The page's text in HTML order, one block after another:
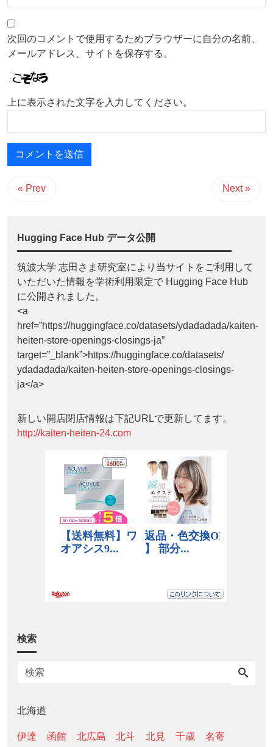
次回のコメントで使用するためブラウザーに自分の名前、
メールアドレス、サイトを保存する。
上に表示された文字を入力してください。
« Prev Next »
Hugging Face Hub データ公開
筑波大学 志田さま研究室により当サイトをご利用して
いただいた情報を学術利用限定で Hugging Face Hub
に公開されました。
<a
href=”https://huggingface.co/datasets/ydadadada/kaiten-
heiten-store-openings-closings-ja”
target=”_blank”>https://huggingface.co/datasets/
ydadadada/kaiten-heiten-store-openings-closings-
ja</a>
新しい開店閉店情報は下記URLで更新してます。
http://kaiten-heiten-24.com
検索
北海道
伊達 函館 北広島 北斗 北見 千歳
名寄